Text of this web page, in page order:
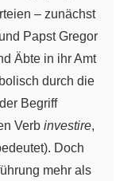
– zunächst
Papst Gregor
Äbte in ihr Amt
durch die
Begriff
Verb investire,
Doch
mehr als